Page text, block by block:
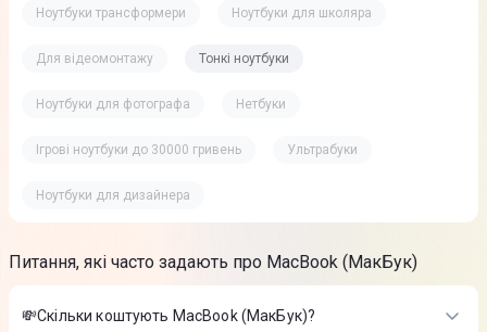
Ноутбуки трансформери Ноутбуки для школяра
Для відеомонтажу Тонкі ноутбуки
Ноутбуки для фотографа Нетбуки
Ігрові ноутбуки до 30000 гривень Ультрабуки
Ноутбуки для дизайнера
Питання, які часто задають про MacBook (МакБук)
💸Скільки коштують MacBook (МакБук)?